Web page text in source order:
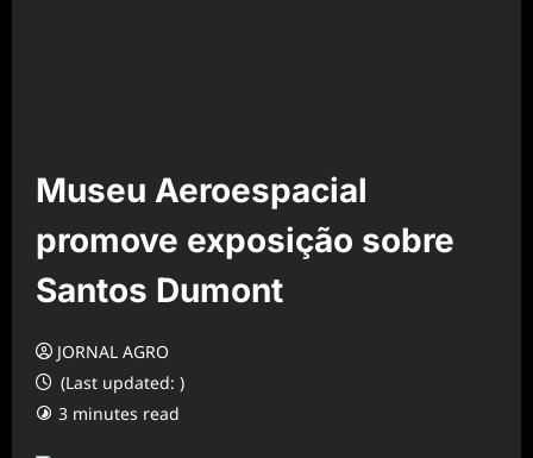
Museu Aeroespacial
promove exposição sobre
Santos Dumont
JORNAL AGRO
(Last updated: )
3 minutes read